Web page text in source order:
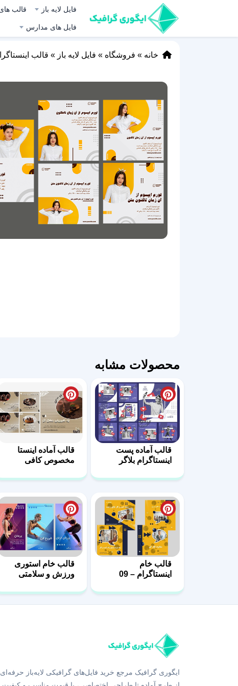
فایل لایه باز قالب
فایل های مدارس
خانه » فروشگاه » فایل لایه باز » قالب
محصولات مشابه
قالب آماده پست
اینستاگرام بلاگر
قالب آماده اینستا
مخصوص کافی
قالب خام
اینستاگرام – 09
قالب خام استوری
ورزش و سلامتی
ایگوری گرافیک مرجع خرید فایل‌های گرافیکی لایه‌باز